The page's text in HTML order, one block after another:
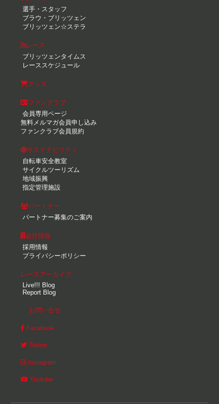
選手・スタッフ
ブラウ・ブリッツェン
ブリッツェン☆ステラ
レース
ブリッツェンタイムス
レーススケジュール
グッズ
ファンクラブ
会員専用ページ
無料メルマガ会員申し込み
ファンクラブ会員規約
サステナビリティ
自転車安全教室
サイクルツーリズム
地域振興
指定管理施設
パートナー
パートナー募集のご案内
会社情報
採用情報
プライバシーポリシー
レースアーカイブ
Live!!! Blog
Report Blog
お問い合せ
Facebook
Twitter
Instagram
Youtube